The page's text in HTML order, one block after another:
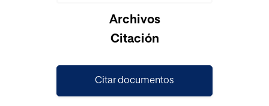
Archivos
Citación
Citar documentos